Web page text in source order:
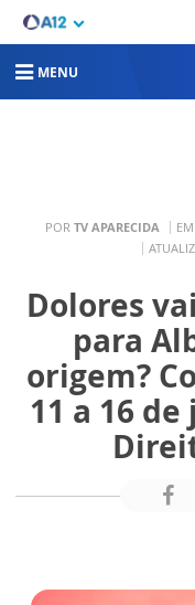
MENU
POR TV APARECIDA
Dolores
para
origem?
11 a 16